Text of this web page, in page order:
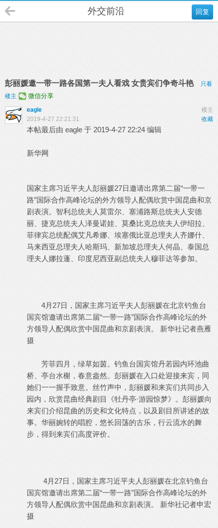
回复
外交前沿
彭丽媛邀一带一路各国第一夫人看戏 女贵宾们争奇斗艳
只看
楼主
微信分享
楼主
eagle
收藏
2019-4-27 22:21:31
本帖最后由 eagle 于 2019-4-27 22:24 编辑
新华网
国家主席习近平夫人彭丽媛27日邀请出席第二届“一带一
路”国际合作高峰论坛的外方领导人配偶欣赏中国昆曲和京
剧表演。智利总统夫人莫雷尔、塞浦路斯总统夫人安德
丽、捷克总统夫人泽曼诺娃、莫桑比克总统夫人伊绍拉、
菲律宾总统配偶艾凡希娜、埃塞俄比亚总理夫人齐娜什、
马来西亚总理夫人哈斯玛、新加坡总理夫人何晶、泰国总
理夫人娜拉蓬、印度尼西亚副总统夫人穆菲达等参加。
4月27日，国家主席习近平夫人彭丽媛在北京钓鱼台
国宾馆邀请出席第二届“一带一路”国际合作高峰论坛的外
方领导人配偶欣赏中国昆曲和京剧表演。 新华社记者燕雁
摄
芳菲四月，绿草如茵。钓鱼台国宾馆丹若园内环池曲
桥、亭台水榭，春意盎然。彭丽媛在入口处迎接来宾，同
她们一一握手致意。丝竹声中，彭丽媛和来宾们共同步入
园内，欣赏昆曲经典剧目《牡丹亭·游园惊梦》。彭丽媛向
来宾们介绍昆曲的历史和文化特点，以及剧目所讲述的故
事。华丽婉转的唱腔，悠长回荡的古乐，行云流水的舞
步，得到来宾们高度评价。
4月27日，国家主席习近平夫人彭丽媛在北京钓鱼台
国宾馆邀请出席第二届“一带一路”国际合作高峰论坛的外
方领导人配偶欣赏中国昆曲和京剧表演。 新华社记者申宏
摄